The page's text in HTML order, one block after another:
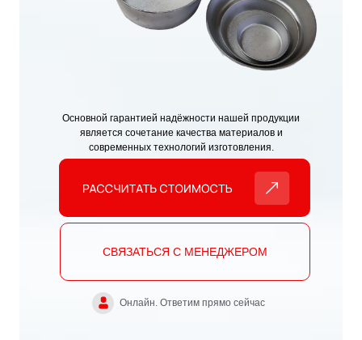
СВЯЗАТЬСЯ С МЕНЕДЖЕРОМ
Основной гарантией надёжности нашей продукции
является сочетание качества материалов и
современных технологий изготовления.
Онлайн. Ответим прямо сейчас